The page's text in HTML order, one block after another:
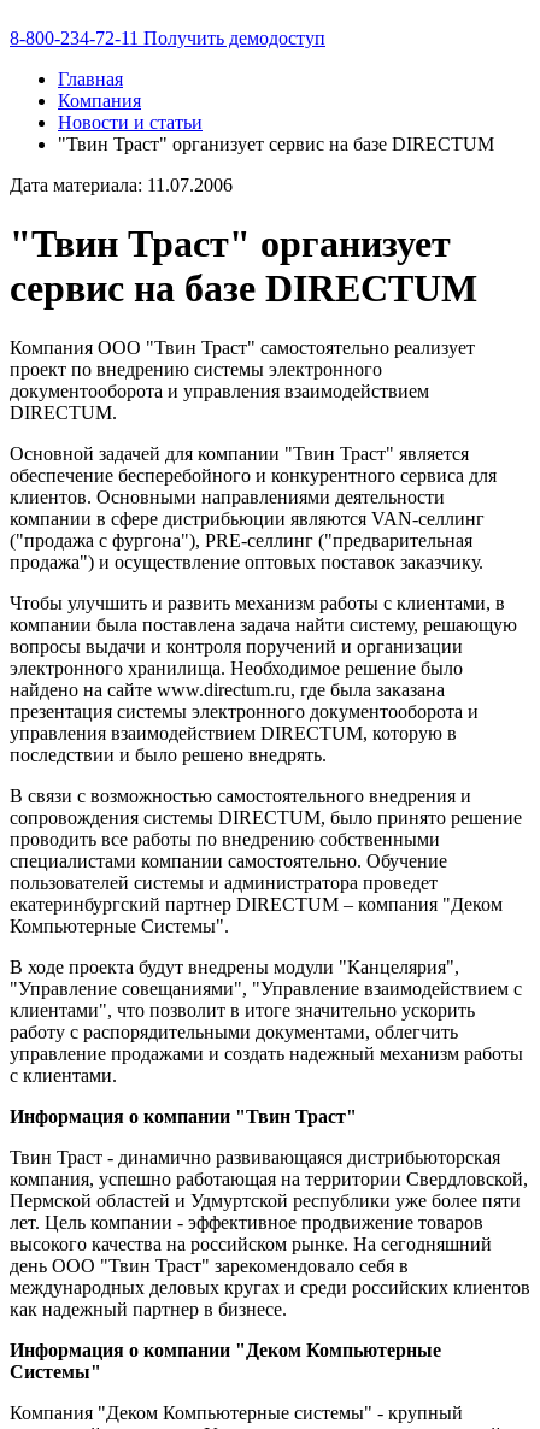
8-800-234-72-11 Получить демодоступ
Главная
Компания
Новости и статьи
"Твин Траст" организует сервис на базе DIRECTUM
Дата материала: 11.07.2006
"Твин Траст" организует
сервис на базе DIRECTUM
Компания ООО "Твин Траст" самостоятельно реализует
проект по внедрению системы электронного
документооборота и управления взаимодействием
DIRECTUM.
Основной задачей для компании "Твин Траст" является
обеспечение бесперебойного и конкурентного сервиса для
клиентов. Основными направлениями деятельности
компании в сфере дистрибьюции являются VAN-селлинг
("продажа с фургона"), PRE-селлинг ("предварительная
продажа") и осуществление оптовых поставок заказчику.
Чтобы улучшить и развить механизм работы с клиентами, в
компании была поставлена задача найти систему, решающую
вопросы выдачи и контроля поручений и организации
электронного хранилища. Необходимое решение было
найдено на сайте www.directum.ru, где была заказана
презентация системы электронного документооборота и
управления взаимодействием DIRECTUM, которую в
последствии и было решено внедрять.
В связи с возможностью самостоятельного внедрения и
сопровождения системы DIRECTUM, было принято решение
проводить все работы по внедрению собственными
специалистами компании самостоятельно. Обучение
пользователей системы и администратора проведет
екатеринбургский партнер DIRECTUM – компания "Деком
Компьютерные Системы".
В ходе проекта будут внедрены модули "Канцелярия",
"Управление совещаниями", "Управление взаимодействием с
клиентами", что позволит в итоге значительно ускорить
работу с распорядительными документами, облегчить
управление продажами и создать надежный механизм работы
с клиентами.
Информация о компании "Твин Траст"
Твин Траст - динамично развивающаяся дистрибьюторская
компания, успешно работающая на территории Свердловской,
Пермской областей и Удмуртской республики уже более пяти
лет. Цель компании - эффективное продвижение товаров
высокого качества на российском рынке. На сегодняшний
день ООО "Твин Траст" зарекомендовало себя в
международных деловых кругах и среди российских клиентов
как надежный партнер в бизнесе.
Информация о компании "Деком Компьютерные
Системы"
Компания "Деком Компьютерные системы" - крупный